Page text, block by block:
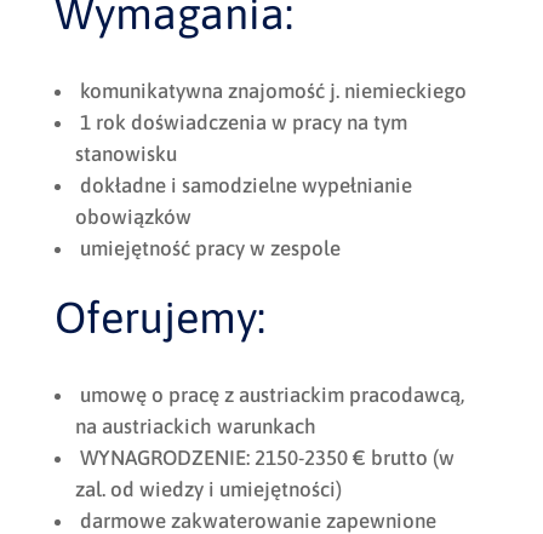
Wymagania:
komunikatywna znajomość j. niemieckiego
1 rok doświadczenia w pracy na tym
stanowisku
dokładne i samodzielne wypełnianie
obowiązków
umiejętność pracy w zespole
Oferujemy:
umowę o pracę z austriackim pracodawcą,
na austriackich warunkach
WYNAGRODZENIE: 2150-2350 € brutto (w
zal. od wiedzy i umiejętności)
darmowe zakwaterowanie zapewnione